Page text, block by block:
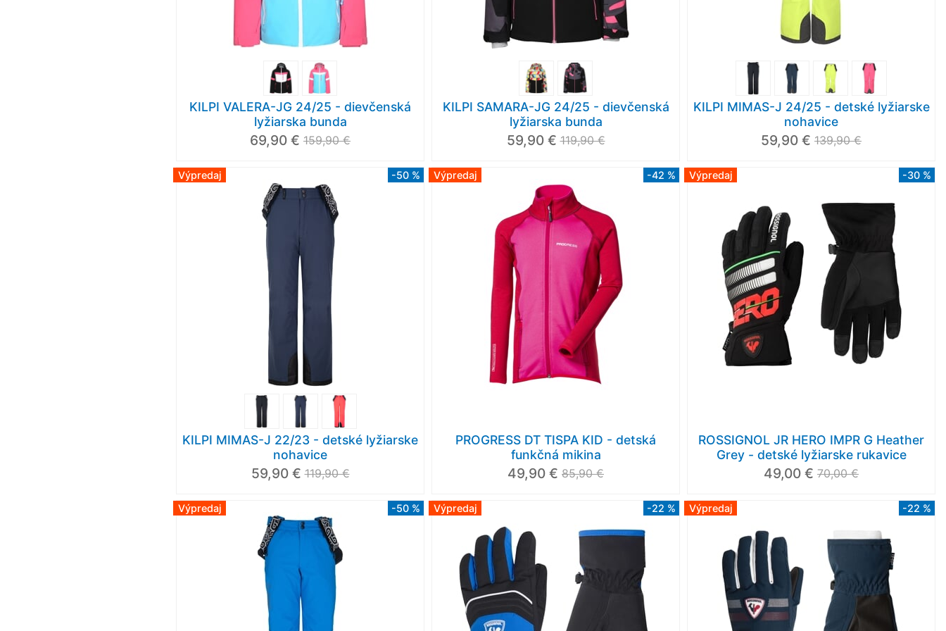
KILPI VALERA-JG 24/25 - dievčenská
lyžiarska bunda
69,90 € 159,90 €
KILPI SAMARA-JG 24/25 - dievčenská
lyžiarska bunda
59,90 € 119,90 €
KILPI MIMAS-J 24/25 - detské lyžiarske
nohavice
59,90 € 139,90 €
Výpredaj -50 %
KILPI MIMAS-J 22/23 - detské lyžiarske
nohavice
59,90 € 119,90 €
Výpredaj -42 %
PROGRESS DT TISPA KID - detská
funkčná mikina
49,90 € 85,90 €
Výpredaj -30 %
ROSSIGNOL JR HERO IMPR G Heather
Grey - detské lyžiarske rukavice
49,00 € 70,00 €
Výpredaj -50 % Výpredaj -22 % Výpredaj -22 %